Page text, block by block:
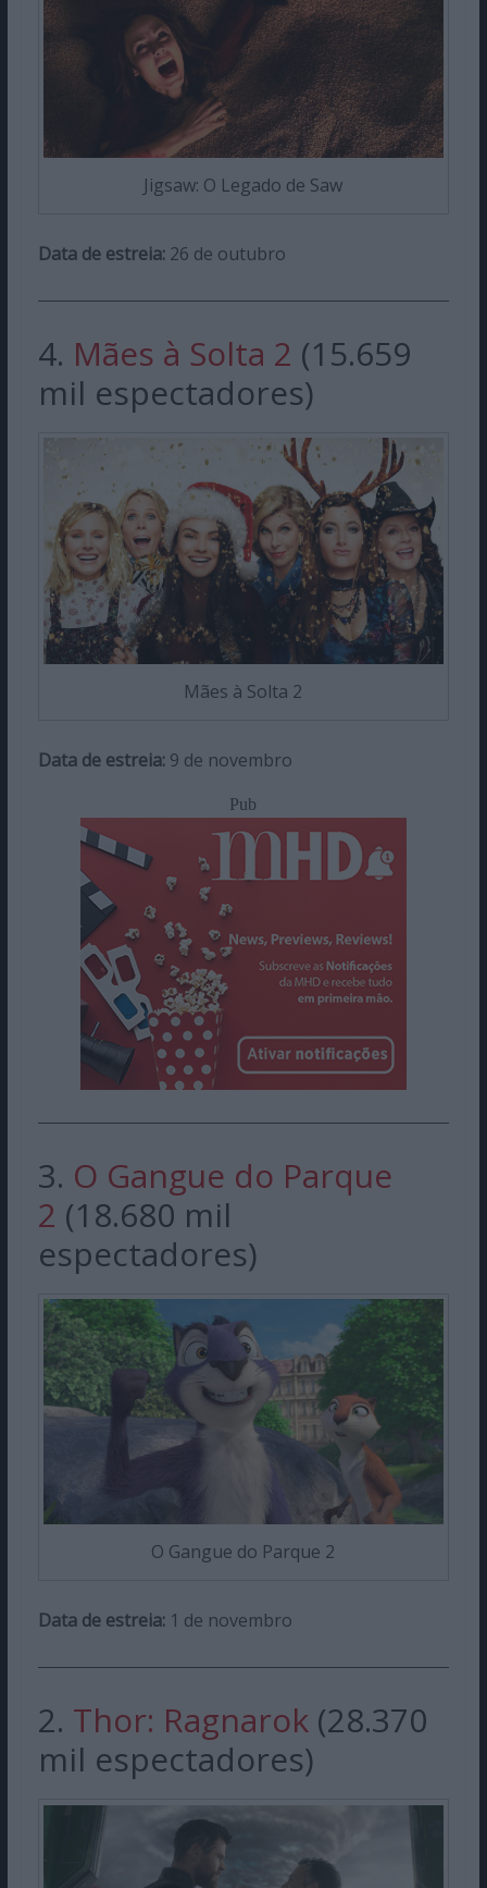
Jigsaw: O Legado de Saw
Data de estreia:26 de outubro
4. Mães à Solta 2 (15.659
mil espectadores)
Mães à Solta 2
Data de estreia:9 de novembro
Pub
3. O Gangue do Parque
2 (18.680 mil
espectadores)
O Gangue do Parque 2
Data de estreia:1 de novembro
2. Thor: Ragnarok(28.370
mil espectadores)